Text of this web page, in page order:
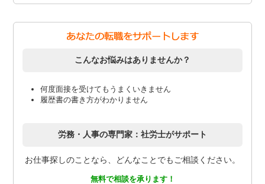
こんなお悩みはありませんか？
何度面接を受けてもうまくいきません
履歴書の書き方がわかりません
労務・人事の専門家：社労士がサポート
お仕事探しのことなら、どんなことでもご相談ください。
無料で相談を承ります！